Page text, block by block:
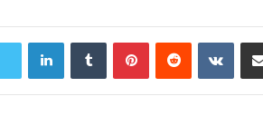
LinkedInTumblr PinterestReddit